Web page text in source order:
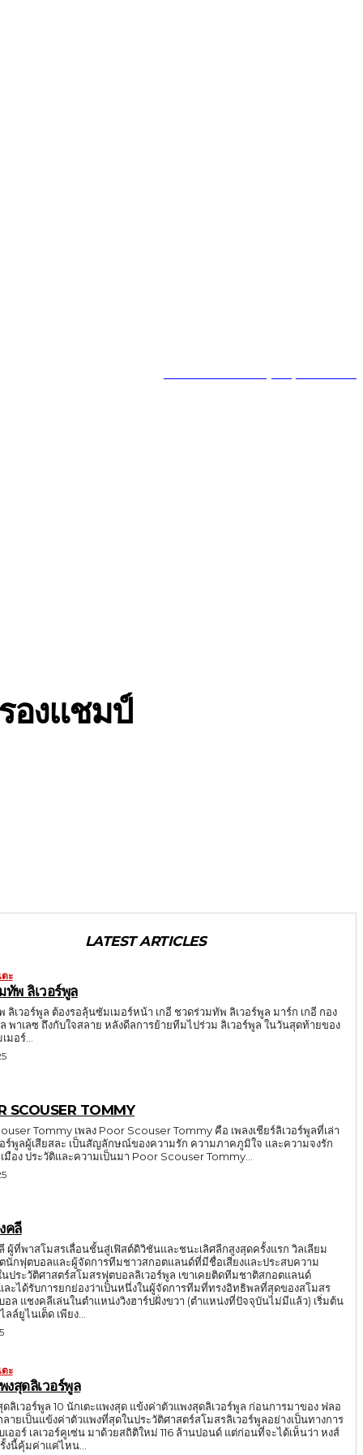
องแชมป์
LATEST ARTICLES
ะ
ทัพ ลิเวอร์พูล
ลิเวอร์พูล ต้องรอลุ้นซัมเมอร์หน้า เกอี ชวดร่วมทัพ ลิเวอร์พูล มาร์ก เกอี กอง
พาเลซ ถึงกับใจสลาย หลังดีลการย้ายทีมไปร่วม ลิเวอร์พูล ในวันสุดท้ายของ
อร์...
SCOUSER TOMMY
Tommy เพลง Poor Scouser Tommy คือ เพลงเชียร์ลิเวอร์พูลที่เล่า
ร์พูลผู้เสียสละ เป็นสัญลักษณ์ของความรัก ความภาคภูมิใจ และความจงรัก
อง ประวัติและความเป็นมา Poor Scouser Tommy...
คลี
ผู้ที่พาสโมสรเลื่อนชั้นสู่เฟิสต์ดิวิชันและชนะเลิศลีกสูงสุดครั้งแรก วิลเลียม
นักฟุตบอลและผู้จัดการทีมชาวสกอตแลนด์ที่มีชื่อเสียงและประสบความ
นประวัติศาสตร์สโมสรฟุตบอลลิเวอร์พูล เขาเคยติดทีมชาติสกอตแลนด์
ละได้รับการยกย่องว่าเป็นหนึ่งในผู้จัดการทีมที่ทรงอิทธิพลที่สุดของสโมสร
ล แชงคลีเล่นในตำแหน่งวิงฮาร์ปฝั่งขวา (ตำแหน่งที่ปัจจุบันไม่มีแล้ว) เริ่มต้น
ล์ยูไนเต็ด เพียง...
ะ
สุดลิเวอร์พูล
ลิเวอร์พูล 10 นักเตะแพงสุด แข้งค่าตัวแพงสุดลิเวอร์พูล ก่อนการมาของ ฟลอ
ลายเป็นแข้งค่าตัวแพงที่สุดในประวัติศาสตร์สโมสรลิเวอร์พูลอย่างเป็นทางการ
ลเวอร์คูเซ่น มาด้วยสถิติใหม่ 116 ล้านปอนด์ แต่ก่อนที่จะได้เห็นว่า หงส์
งนี้คุ้มค่าแค่ไหน...